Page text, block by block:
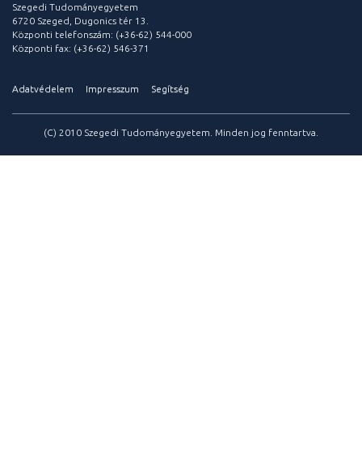
Szegedi Tudományegyetem
6720 Szeged, Dugonics tér 13.
Központi telefonszám: (+36-62) 544-000
Központi fax: (+36-62) 546-371
Adatvédelem Impresszum Segítség
(C) 2010 Szegedi Tudományegyetem. Minden jog fenntartva.